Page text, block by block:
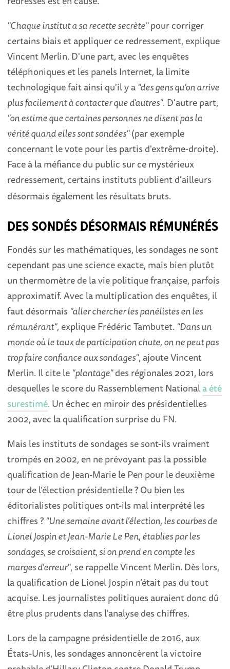
"Chaque institut a sa recette secrète"pour corriger
certains biais et appliquer ce redressement, explique
Vincent Merlin. D'une part, avec les enquêtes
téléphoniques et les panels Internet, la limite
technologique fait ainsi qu'il y a "des gens qu'on arrive
plus facilement à contacter que d'autres". D'autre part,
"on estime que certaines personnes ne disent pas la
vérité quand elles sont sondées"(par exemple
concernant le vote pour les partis d'extrême-droite).
Face à la méfiance du public sur ce mystérieux
redressement, certains instituts publient d'ailleurs
désormais également les résultats bruts.
DES SONDÉS DÉSORMAIS RÉMUNÉRÉS
Fondés sur les mathématiques, les sondages ne sont
cependant pas une science exacte, mais bien plutôt
un thermomètre de la vie politique française, parfois
approximatif. Avec la multiplication des enquêtes, il
faut désormais "aller chercher les panélistes en les
rémunérant", explique Frédéric Tambutet. "Dans un
monde où le taux de participation chute, on ne peut pas
trop faire confiance aux sondages", ajoute Vincent
Merlin. Il cite le "plantage"des régionales 2021, lors
desquelles le score du Rassemblement Nationala été
surestimé. Un échec en miroir des présidentielles
2002, avec la qualification surprise du FN.
Mais les instituts de sondages se sont-ils vraiment
trompés en 2002, en ne prévoyant pas la possible
qualification de Jean-Marie le Pen pour le deuxième
tour de l’élection présidentielle ? Ou bien les
éditorialistes politiques ont-ils mal interprété les
chiffres ? "Une semaine avant l’élection, les courbes de
Lionel Jospin et Jean-Marie Le Pen, établies par les
sondages, se croisaient, si on prend en compte les
marges d’erreur", se rappelle Vincent Merlin. Dès lors,
la qualification de Lionel Jospin n’était pas du tout
acquise. Les journalistes politiques auraient donc dû
être plus prudents dans l’analyse des chiffres.
Lors de la campagne présidentielle de 2016, aux
États-Unis, les sondages annoncèrent la victoire